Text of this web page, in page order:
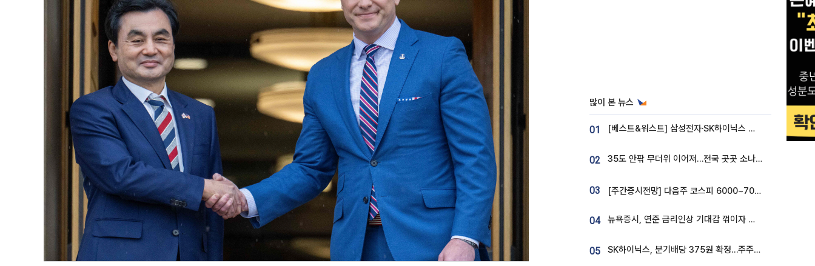
많이 본 뉴스
01 [베스트&워스트] 삼성전자·SK하이닉스 밀린 한 주…상상인증권은 85% 급등
02 35도 안팎 무더위 이어져…전국 곳곳 소나기 [오늘 날씨]
03 [주간증시전망] 다음주 코스피 6000~7000⋯“外人 수급은 정책이 변수”
04 뉴욕증시, 연준 금리인상 기대감 꺾이자 상승...S&P500 사상 최고치 [종합]
05 SK하이닉스, 분기배당 375원 확정…주주환원책 9월로 앞당겨 발표